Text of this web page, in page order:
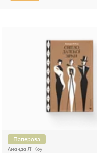
Паперова
Аманда Лі Коу